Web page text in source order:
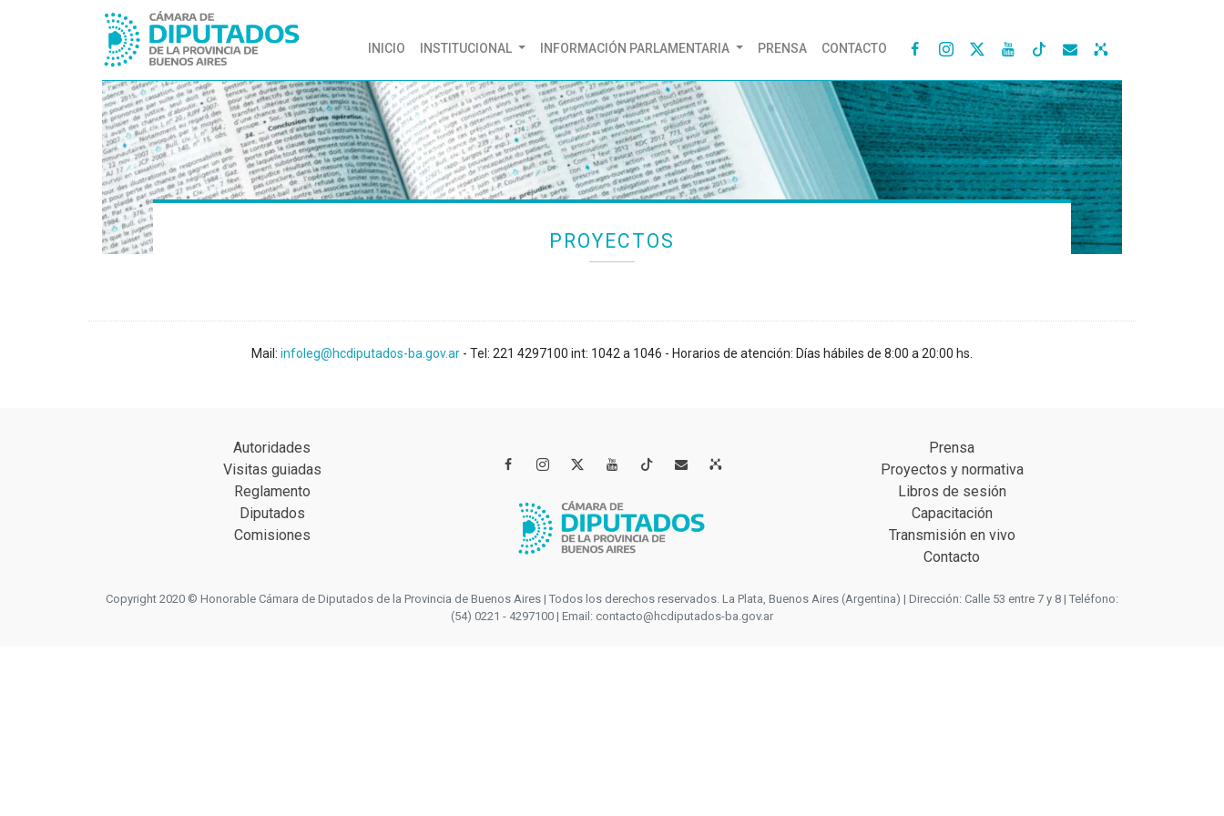
INICIO (CURRENT)
INSTITUCIONAL INFORMACIÓN PARLAMENTARIA PRENSA CONTACTO    
PROYECTOS
Mail: infoleg@hcdiputados-ba.gov.ar - Tel: 221 4297100 int: 1042 a 1046 - Horarios de atención: Días hábiles de 8:00 a 20:00 hs.
Autoridades
Visitas guiadas
Reglamento
Diputados
Comisiones
   
Prensa
Proyectos y normativa
Libros de sesión
Capacitación
Transmisión en vivo
Contacto
Copyright 2020 © Honorable Cámara de Diputados de la Provincia de Buenos Aires | Todos los derechos reservados. La Plata, Buenos Aires (Argentina) | Dirección: Calle 53 entre 7 y 8 | Teléfono:
(54) 0221 - 4297100 | Email: contacto@hcdiputados-ba.gov.ar